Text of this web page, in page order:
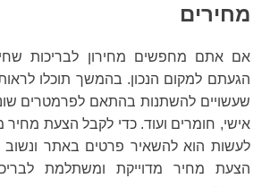
מחירים
אם אתם מחפשים מחירון לבריכות
הגעתם למקום הנכון. בהמשך תוכלו
שעשויים להשתנות בהתאם לפרמטרים
אישי, חומרים ועוד. כדי לקבל הצעת מחיר
לעשות הוא להשאיר פרטים באתר
הצעת מחיר מדוייקת ומשתלמת